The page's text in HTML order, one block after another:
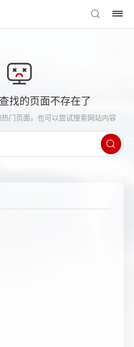
找的页面不存在了
热门页面，也可以尝试搜索网站内容